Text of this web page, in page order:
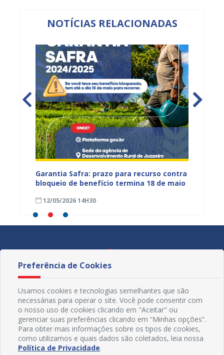
NOTÍCIAS RELACIONADAS
Garantia Safra: prazo para recurso contra
bloqueio de benefício termina 18 de maio
12/05/2026 14H30
Preferência de Cookies
Usamos cookies e tecnologias semelhantes que são
necessárias para operar o site. Você pode consentir com
o nosso uso de cookies clicando em "Aceitar" ou
gerenciar suas preferências clicando em “Minhas opções”.
Para obter mais informações sobre os tipos de cookies,
como utilizamos e quais dados são coletados, leia nossa
Política de Privacidade.